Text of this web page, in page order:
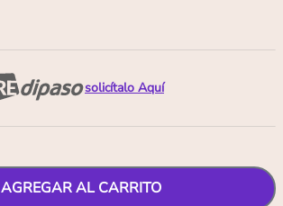
solicítalo Aquí
AGREGAR AL CARRITO